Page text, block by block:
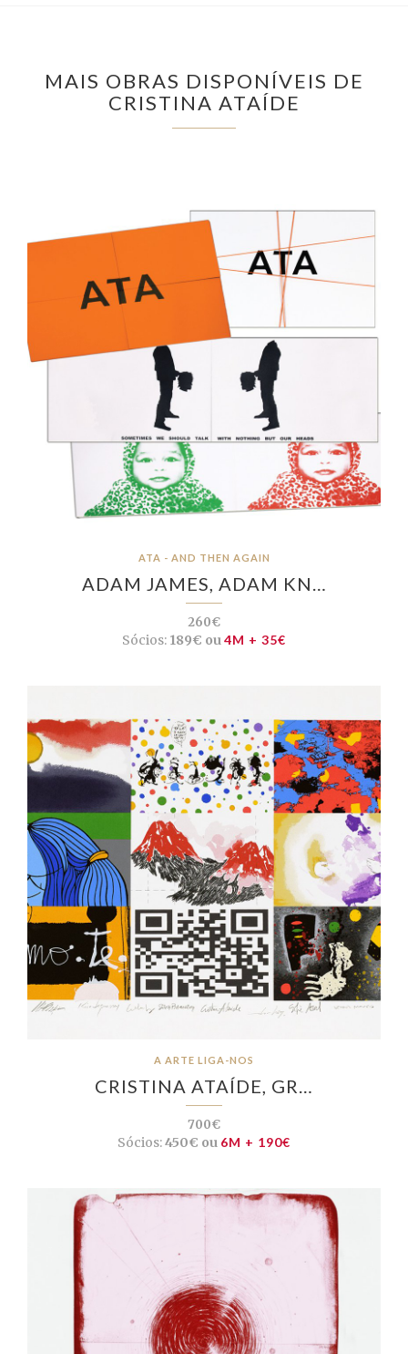
MAIS OBRAS DISPONÍVEIS DE
CRISTINA ATAÍDE
ATA - AND THEN AGAIN
ADAM JAMES, ADAM KN…
260€
Sócios: 189€ ou4M + 35€
A ARTE LIGA-NOS
CRISTINA ATAÍDE, GR…
700€
Sócios:450€ ou 6M + 190€